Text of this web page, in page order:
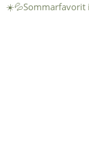
☀️💦Sommarfavorit